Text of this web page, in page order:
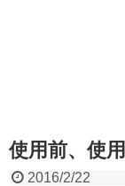
使用前、使
2016/2/22